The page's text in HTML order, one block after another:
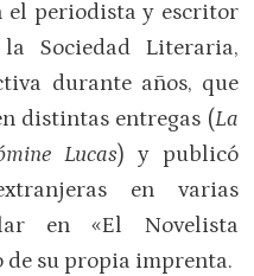
el periodista y escritor
Sociedad Literaria,
durante años, que
distintas entregas (La
Lucas) y publicó
en varias
en «El Novelista
de su propia imprenta.